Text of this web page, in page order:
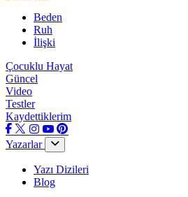
Beden
Ruh
İlişki
Çocuklu Hayat
Güncel
Video
Testler
Kaydettiklerim
Yazarlar
Yazı Dizileri
Blog